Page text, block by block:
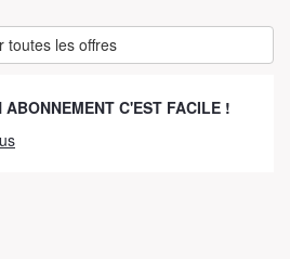
toutes les offres
ABONNEMENT C'EST FACILE !